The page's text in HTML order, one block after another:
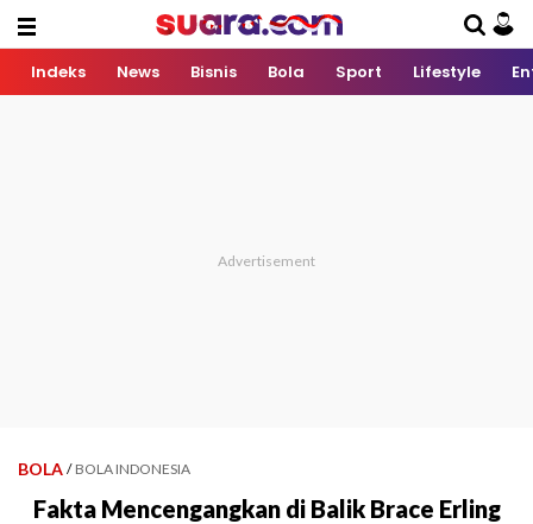
Indeks News Bisnis Bola Sport Lifestyle
BOLA / BOLA INDONESIA
Fakta Mencengangkan di Balik Brace Erling